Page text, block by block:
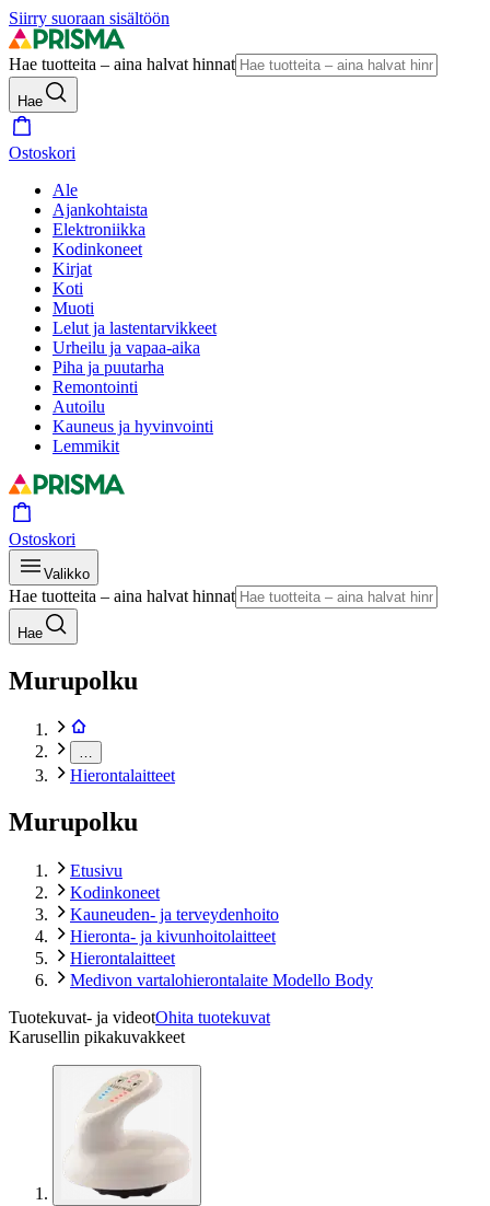
Siirry suoraan sisältöön
Hae tuotteita – aina halvat hinnat
Hae
Ostoskori
Ale
Ajankohtaista
Elektroniikka
Kodinkoneet
Kirjat
Koti
Muoti
Lelut ja lastentarvikkeet
Urheilu ja vapaa-aika
Piha ja puutarha
Remontointi
Autoilu
Kauneus ja hyvinvointi
Lemmikit
Ostoskori
Valikko
Hae tuotteita – aina halvat hinnat
Hae
Murupolku
Hierontalaitteet
Murupolku
Etusivu
Kodinkoneet
Kauneuden- ja terveydenhoito
Hieronta- ja kivunhoitolaitteet
Hierontalaitteet
Medivon vartalohierontalaite Modello Body
Tuotekuvat- ja videotOhita tuotekuvat
Karusellin pikakuvakkeet